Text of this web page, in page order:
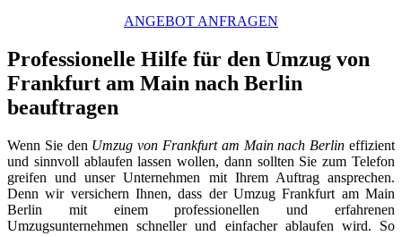
ANGEBOT ANFRAGEN
Professionelle Hilfe für den Umzug von
Frankfurt am Main nach Berlin
beauftragen
Wenn Sie den Umzug von Frankfurt am Main nach Berlin effizient
und sinnvoll ablaufen lassen wollen, dann sollten Sie zum Telefon
greifen und unser Unternehmen mit Ihrem Auftrag ansprechen.
Denn wir versichern Ihnen, dass der Umzug Frankfurt am Main
Berlin mit einem professionellen und erfahrenen
Umzugsunternehmen schneller und einfacher ablaufen wird. So